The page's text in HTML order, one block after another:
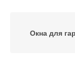
Окна для